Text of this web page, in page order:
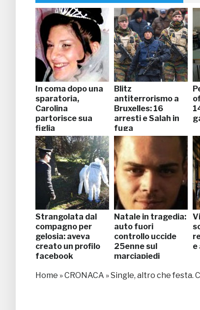
In coma dopo una
sparatoria,
Carolina
partorisce sua
figlia
Blitz
antiterrorismo a
Bruxelles: 16
arresti e Salah in
fuga
Strangolata dal
compagno per
gelosia: aveva
creato un profilo
facebook
Natale in tragedia:
auto fuori
controllo uccide
25enne sul
marciapiedi
e
Home »CRONACA »Single, altro che festa.